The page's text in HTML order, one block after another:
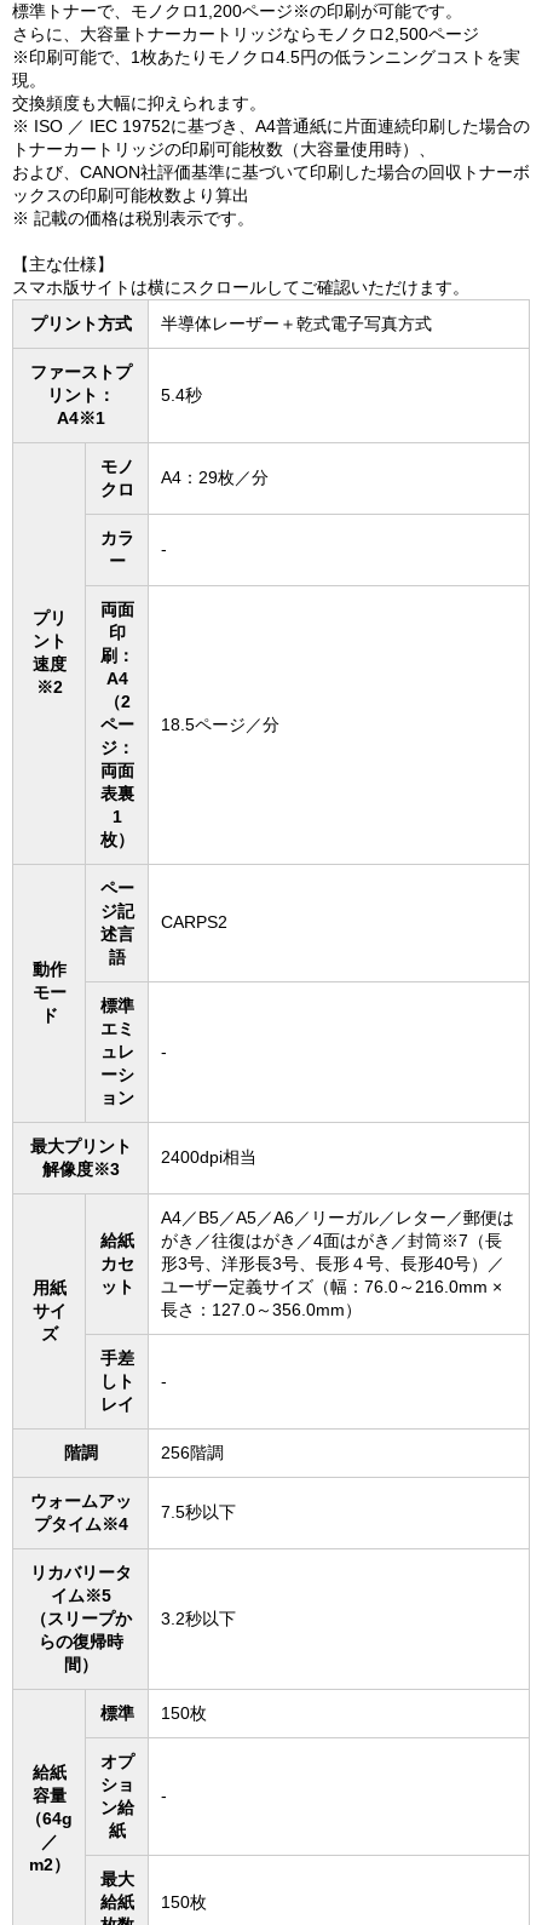
標準トナーで、モノクロ1,200ページ※の印刷が可能です。
さらに、大容量トナーカートリッジならモノクロ2,500ページ
※印刷可能で、1枚あたりモノクロ4.5円の低ランニングコストを実
現。
交換頻度も大幅に抑えられます。
※ ISO ／ IEC 19752に基づき、A4普通紙に片面連続印刷した場合の
トナーカートリッジの印刷可能枚数（大容量使用時）、
および、CANON社評価基準に基づいて印刷した場合の回収トナーボ
ックスの印刷可能枚数より算出
※ 記載の価格は税別表示です。
【主な仕様】
スマホ版サイトは横にスクロールしてご確認いただけます。
プリント方式
半導体レーザー＋乾式電子写真方式
ファーストプ
リント：
A4※1
5.4秒
プリ
ント
速度
※2
モノ
クロ
A4：29枚／分
カラ
ー
-
両面
印
刷：
A4
（2
ペー
ジ：
両面
表裏
1
枚）
18.5ページ／分
動作
モー
ド
ペー
ジ記
述言
語
CARPS2
標準
エミ
ュレ
ーシ
ョン
-
最大プリント
解像度※3
2400dpi相当
用紙
サイ
ズ
給紙
カセ
ット
A4／B5／A5／A6／リーガル／レター／郵便は
がき／往復はがき／4面はがき／封筒※7（長
形3号、洋形長3号、長形４号、長形40号）／
ユーザー定義サイズ（幅：76.0～216.0mm ×
長さ：127.0～356.0mm）
手差
しト
レイ
‐
階調 256階調
ウォームアッ
プタイム※4
7.5秒以下
リカバリータ
イム※5
（スリープか
らの復帰時
間）
3.2秒以下
給紙
容量
（64g
／
m2）
標準 150枚
オプ
ショ
ン給
紙
-
最大
給紙
150枚